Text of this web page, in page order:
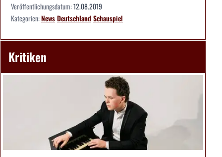
Veröffentlichungsdatum:12.08.2019
Kategorien:NewsDeutschlandSchauspiel
Kritiken